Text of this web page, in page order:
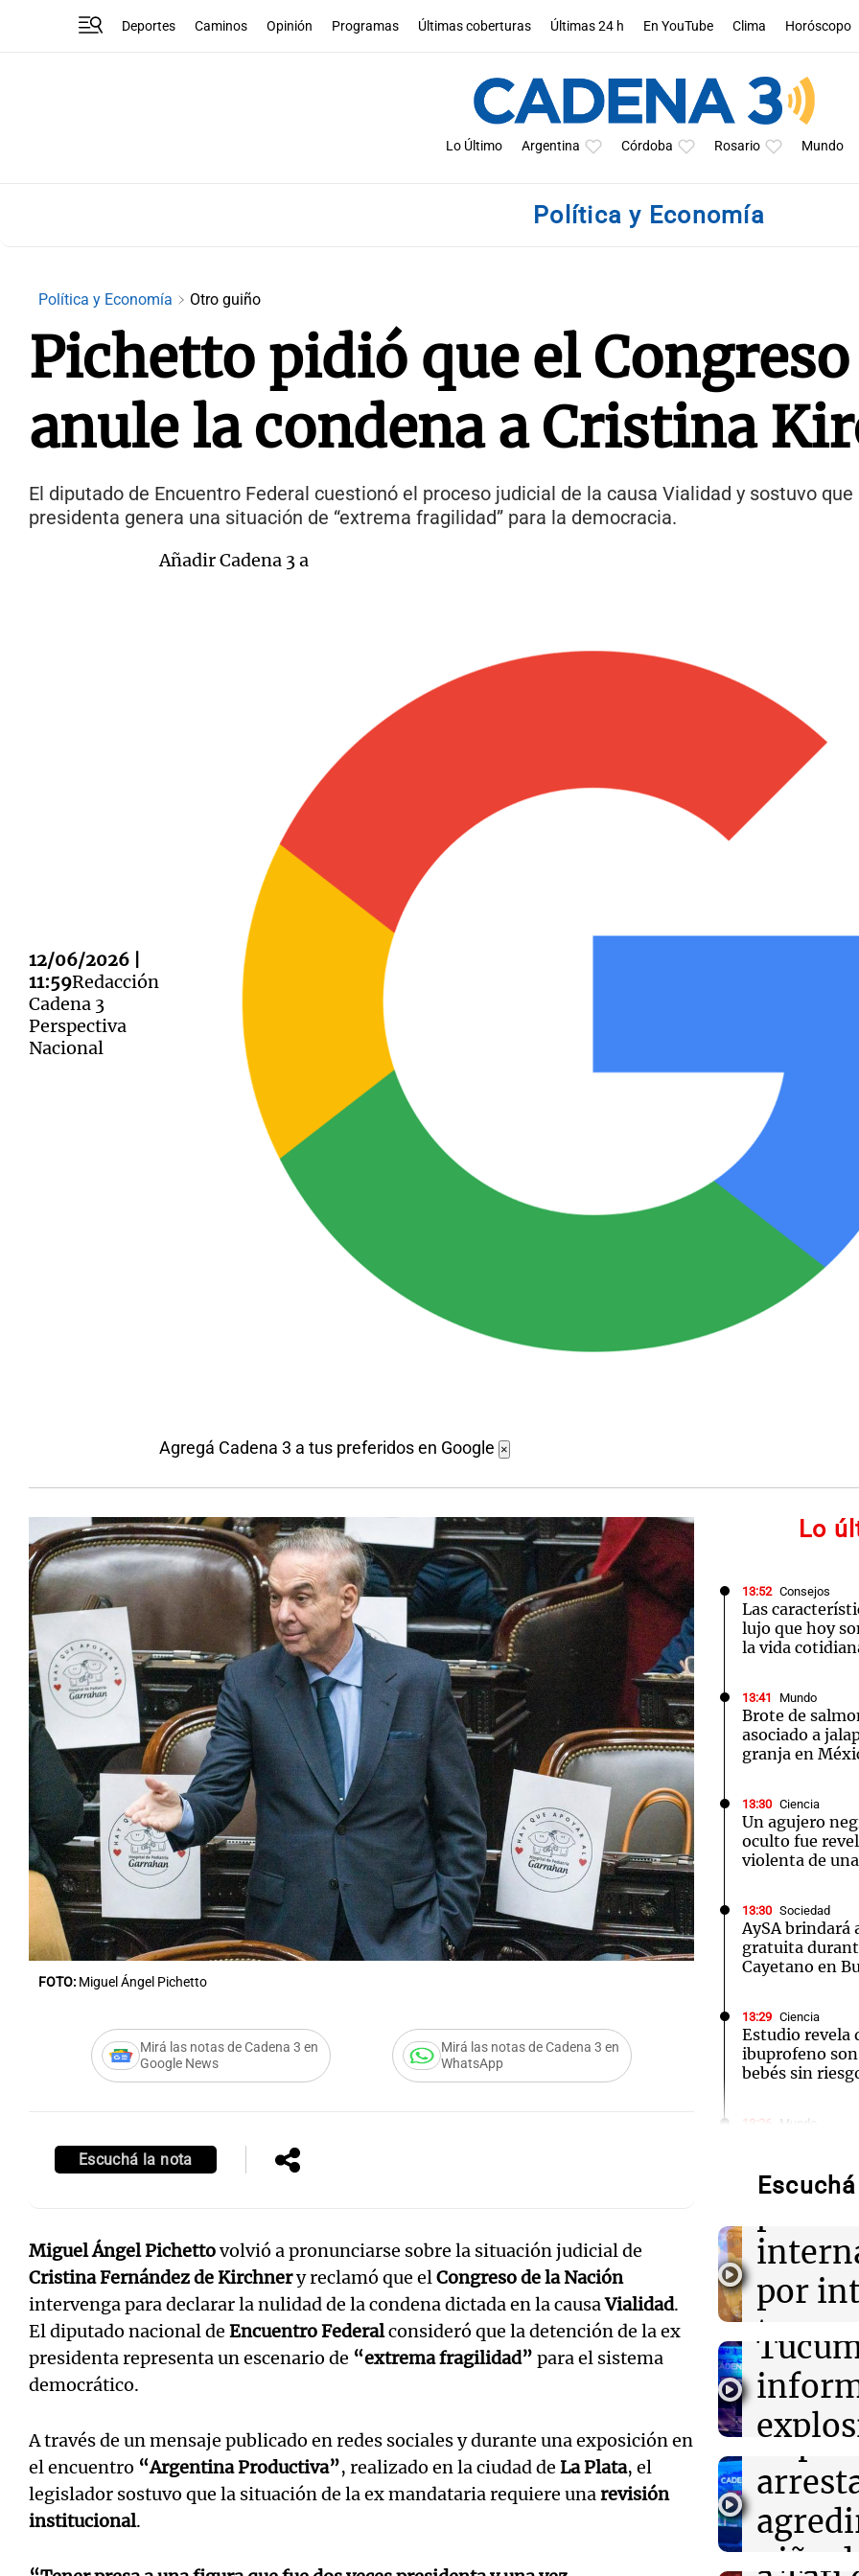
Deportes Caminos Opinión Programas Últimas coberturas Últimas 24 h En YouTube Clima Horóscopo
Lo Último Argentina Córdoba Rosario Mundo
Política y Economía
Política y Economía Otro guiño
Pichetto pidió que el Congreso
anule la condena a Cristina
El diputado de Encuentro Federal cuestionó el proceso judicial de la causa Vialidad y sostuvo
presidenta genera una situación de “extrema fragilidad” para la democracia.
12/06/2026 |
11:59Redacción
Cadena 3
Perspectiva
Nacional
Añadir Cadena 3 a
Agregá Cadena 3 a tus preferidos en Google ×
FOTO: Miguel Ángel Pichetto
Mirá las notas de Cadena 3 en
Google News
Mirá las notas de Cadena 3 en
WhatsApp
Escuchá la nota
Miguel Ángel Pichettovolvió a pronunciarse sobre la situación judicial de
Cristina Fernández de Kirchnery reclamó que elCongreso de la Nación
intervenga para declarar la nulidad de la condena dictada en la causaVialidad.
El diputado nacional de Encuentro Federalconsideró que la detención de la ex
presidenta representa un escenario de “extrema fragilidad” para el sistema
democrático.
A través de un mensaje publicado en redes sociales y durante una exposición en
el encuentro “Argentina Productiva”, realizado en la ciudad de La Plata, el
legislador sostuvo que la situación de la ex mandataria requiere unarevisión
institucional.
Lo
13:52 Consejos
Las
lujo que hoy
la vida
13:41 Mundo
Brote de
asociado a
granja en
13:30 Ciencia
Un agujero
oculto fue
violenta de
13:30 Sociedad
AySA brindará
gratuita
Cayetano en
13:29 Ciencia
Estudio revela
ibuprofeno
bebés sin
13:26 Mundo
complicando
viviendas
13:25 Mundo
Desarticulan
Ecuador y Chile
tráfico de
13:18 Sociedad
Así se
Rosario:
marcha
Congreso
El campo
tributaria y el
mercado
Agustín Dadamio
Audio.
a
por
por
nieve
Panorama
Episodios
Audio.
San
Panorama
Episodios
Audio.
niña
Audio.
Audio.
Notas
Editorial
Notas
Mundial 2026 La Sole en Cadena 3 Cadena 3